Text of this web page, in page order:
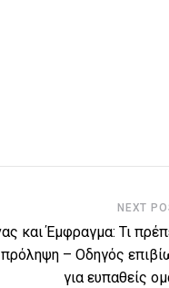
NEXT
και Έμφραγμα: Τι
πρόληψη – Οδηγός
για ευπαθείς